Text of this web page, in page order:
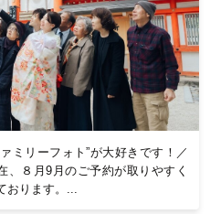
ァミリーフォト”が大好きです！／
、８月9月のご予約が取りやすく
おります。...